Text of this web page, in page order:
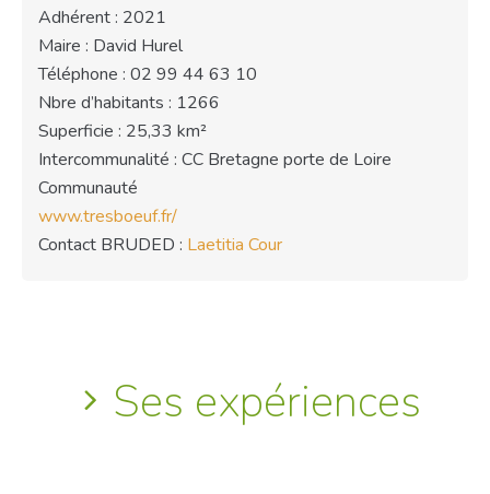
Adhérent : 2021
Maire : David Hurel
Téléphone : 02 99 44 63 10
Nbre d’habitants : 1266
Superficie : 25,33 km²
Intercommunalité : CC Bretagne porte de Loire
Communauté
www.tresboeuf.fr/
Contact BRUDED : Laetitia Cour
Ses expériences